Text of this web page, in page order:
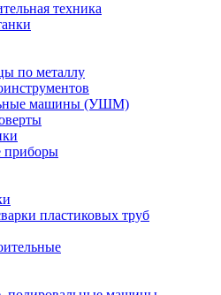
техника
по металлу
машины (УШМ)
приборы
пластиковых труб